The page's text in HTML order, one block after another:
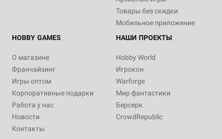
Товары без скидки
Мобильное приложение
HOBBY GAMES
О магазине
Франчайзинг
Игры оптом
Корпоративные подарки
Работа у нас
Новости
Контакты
НАШИ ПРОЕКТЫ
Hobby World
Игрокон
Warforge
Мир фантастики
Берсерк
CrowdRepublic